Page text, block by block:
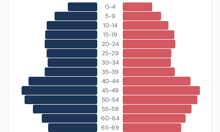
0-4
5-9
10-14
15-19
20-24
25-29
30-34
35-39
40-44
45-49
50-54
55-59
60-64
65-69